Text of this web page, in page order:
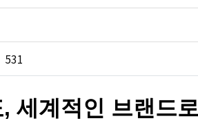
531
세계적인 브랜드